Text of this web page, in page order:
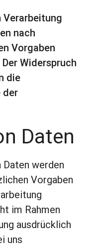
Verarbeitung
nach
Vorgaben
Widerspruch
die
der
Daten
werden
Vorgaben
im Rahmen
ausdrücklich
uns